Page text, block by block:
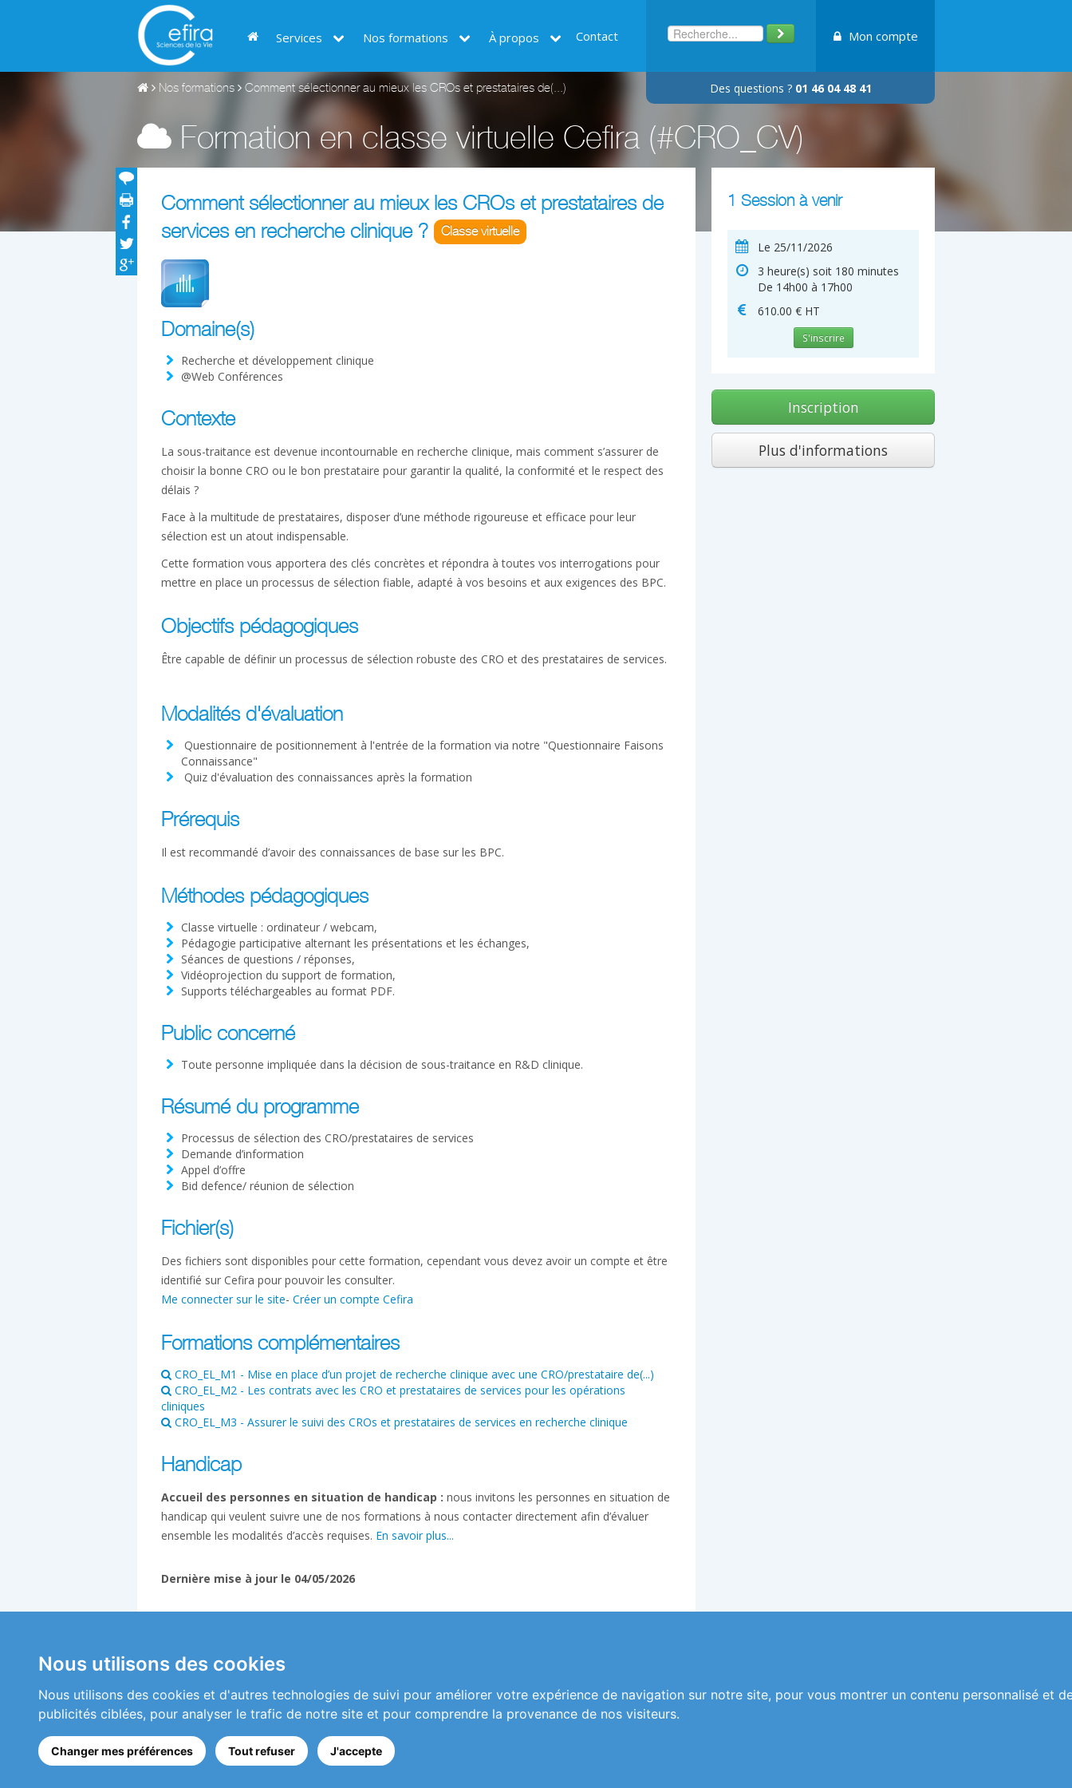
Nous utilisons des cookies
Nous utilisons des cookies et d'autres technologies de suivi pour améliorer votre expérience de navigation sur notre site, pour vous montrer un contenu personnalisé et
publicités ciblées, pour analyser le trafic de notre site et pour comprendre la provenance de nos visiteurs.
J'accepte
Changer mes préférences Tout refuser
Services Nos formations À propos Contact Mon compte
Des questions ? 01 46 04 48 41
Nos formations Comment sélectionner au mieux les CROs et prestataires de(...)
Formation en classe virtuelle Cefira (#CRO_CV)
Comment sélectionner au mieux les CROs et prestataires de
services en recherche clinique ?
Classe virtuelle
Domaine(s)
Recherche et développement clinique
@Web Conférences
Contexte
La sous-traitance est devenue incontournable en recherche clinique, mais comment s’assurer de
choisir la bonne CRO ou le bon prestataire pour garantir la qualité, la conformité et le respect des
délais ?
Face à la multitude de prestataires, disposer d’une méthode rigoureuse et efficace pour leur
sélection est un atout indispensable.
Cette formation vous apportera des clés concrètes et répondra à toutes vos interrogations pour
mettre en place un processus de sélection fiable, adapté à vos besoins et aux exigences des BPC.
Objectifs pédagogiques
Être capable de définir un processus de sélection robuste des CRO et des prestataires de services.
Modalités d'évaluation
Questionnaire de positionnement à l'entrée de la formation via notre "Questionnaire Faisons
Connaissance"
Quiz d'évaluation des connaissances après la formation
Prérequis
Il est recommandé d’avoir des connaissances de base sur les BPC.
Méthodes pédagogiques
Classe virtuelle : ordinateur / webcam,
Pédagogie participative alternant les présentations et les échanges,
Séances de questions / réponses,
Vidéoprojection du support de formation,
Supports téléchargeables au format PDF.
Public concerné
Toute personne impliquée dans la décision de sous-traitance en R&D clinique.
Résumé du programme
Processus de sélection des CRO/prestataires de services
Demande d’information
Appel d’offre
Bid defence/ réunion de sélection
Fichier(s)
Des fichiers sont disponibles pour cette formation, cependant vous devez avoir un compte et être
identifié sur Cefira pour pouvoir les consulter.
Me connecter sur le site- Créer un compte Cefira
Formations complémentaires
CRO_EL_M1 - Mise en place d’un projet de recherche clinique avec une CRO/prestataire de(...)
CRO_EL_M2 - Les contrats avec les CRO et prestataires de services pour les opérations
cliniques
CRO_EL_M3 - Assurer le suivi des CROs et prestataires de services en recherche clinique
Handicap
Accueil des personnes en situation de handicap : nous invitons les personnes en situation de
handicap qui veulent suivre une de nos formations à nous contacter directement afin d’évaluer
ensemble les modalités d’accès requises. En savoir plus...
Dernière mise à jour le 04/05/2026
1 Session à venir
Le 25/11/2026
3 heure(s) soit 180 minutes
De 14h00 à 17h00
610.00 € HT
S'inscrire
Inscription
Plus d'informations
Services
Formations inter-entreprises
Formations intra-entreprises
Les classes virtuelles au Cefira
Activités de conseil et d'audit
Conception de matériels pédagogiques
Mon compte
Mentions légales